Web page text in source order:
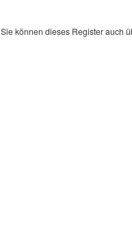
Sie können dieses Register auch